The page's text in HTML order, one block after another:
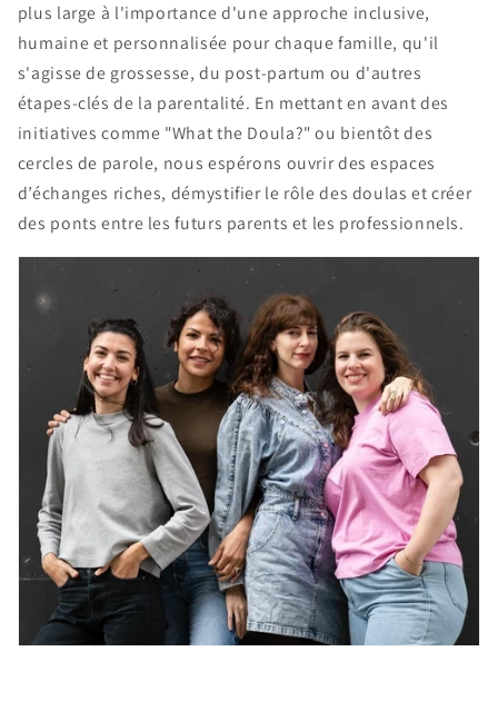
plus large à l'importance d'une approche inclusive,
humaine et personnalisée pour chaque famille, qu'il
s'agisse de grossesse, du post-partum ou d'autres
étapes-clés de la parentalité. En mettant en avant des
initiatives comme "What the Doula?" ou bientôt des
cercles de parole, nous espérons ouvrir des espaces
d’échanges riches, démystifier le rôle des doulas et créer
des ponts entre les futurs parents et les professionnels.